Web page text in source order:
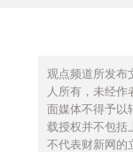
观点频道所发布
人所有，未经
面媒体不得予以
载授权并不包括
不代表财新网的